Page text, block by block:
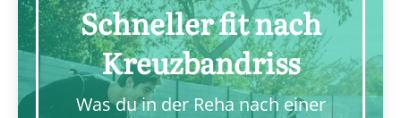
Schneller fit nach
Kreuzbandriss
Was du in der Reha nach einer